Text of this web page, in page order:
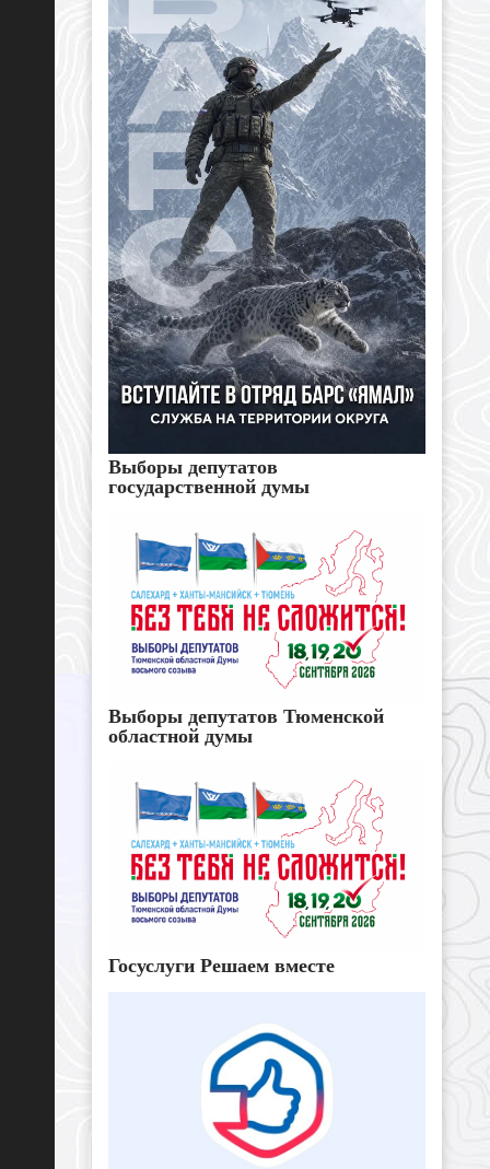
Выборы депутатов
государственной думы
Выборы депутатов Тюменской
областной думы
Госуслуги Решаем вместе